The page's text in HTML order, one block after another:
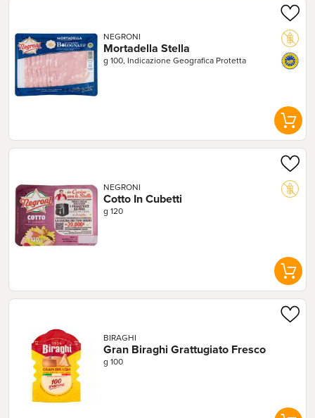
NEGRONI
Mortadella Stella
g 100, Indicazione Geografica Protetta
NEGRONI
Cotto In Cubetti
g 120
BIRAGHI
Gran Biraghi Grattugiato Fresco
g 100